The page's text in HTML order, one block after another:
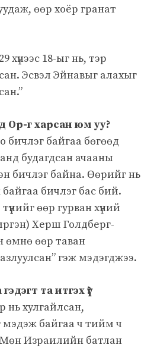
өөр хоёр гранат
хүнээс 18-ыг нь, тэр
Эсвэл Эйнавыг алахыг
Ор-г харсан юм уу?
бичлэг байгаа бөгөөд
будагдсан ачааны
бичлэг байна. Өөрийг нь
бичлэг бас бий.
өөр гурван хүний
Херш Голдберг-
өмнө өөр таван
гэж мэдэгджээ.
та итгэх үү?
нь хулгайлсан,
мэдэж байгаа ч тийм ч
Мөн Израилийн батлан